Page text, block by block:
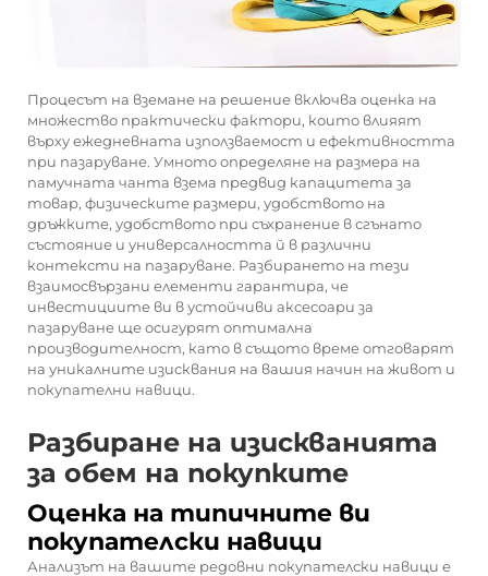
Процесът на вземане на решение включва оценка на
множество практически фактори, които влияят
върху ежедневната използваемост и ефективността
при пазаруване. Умното определяне на размера на
памучната чанта взема предвид капацитета за
товар, физическите размери, удобството на
дръжките, удобството при съхранение в сгънато
състояние и универсалността й в различни
контексти на пазаруване. Разбирането на тези
взаимосвързани елементи гарантира, че
инвестициите ви в устойчиви аксесоари за
пазаруване ще осигурят оптимална
производителност, като в същото време отговарят
на уникалните изисквания на вашия начин на живот и
покупателни навици.
Разбиране на изискванията
за обем на покупките
Оценка на типичните ви
покупателски навици
Анализът на вашите редовни покупателски навици е